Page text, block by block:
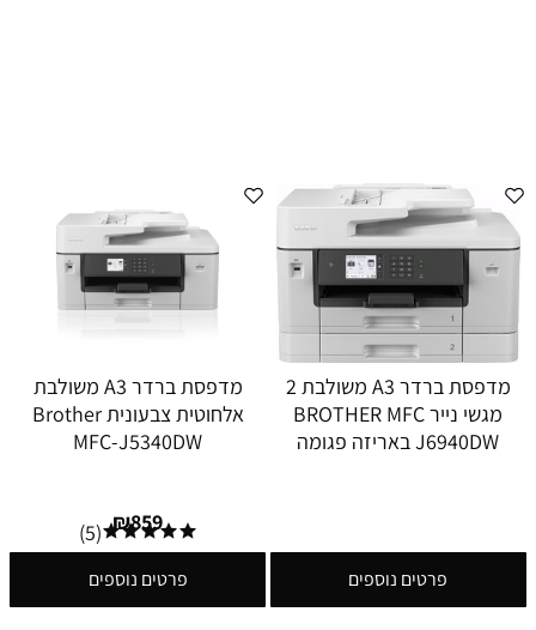
מדפסת ברדר A3 משולבת 2
מגשי נייר BROTHER MFC
J6940DW באריזה פגומה
פרטים נוספים
מדפסת ברדר A3 משולבת
אלחוטית צבעונית Brother
MFC-J5340DW
₪859
(5)
פרטים נוספים